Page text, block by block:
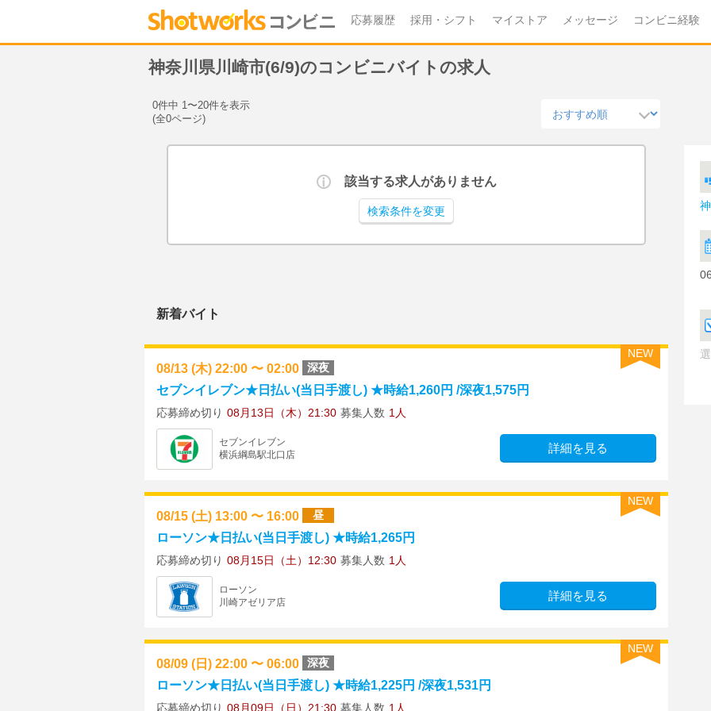
応募履歴 採用・シフト マイストア メッセージ コンビニ経験
神奈川県川崎市(6/9)のコンビニバイトの求人
0件中 1〜20件を表示
(全0ページ)
該当する求人がありません
検索条件を変更
新着バイト
NEW
08/13 (木) 22:00 〜 02:00 深夜
セブンイレブン★日払い(当日手渡し) ★時給1,260円 /深夜1,575円
応募締め切り 08月13日（木）21:30 募集人数 1人
セブンイレブン
横浜綱島駅北口店
詳細を見る
NEW
08/15 (土) 13:00 〜 16:00 昼
ローソン★日払い(当日手渡し) ★時給1,265円
応募締め切り 08月15日（土）12:30 募集人数 1人
ローソン
川崎アゼリア店
詳細を見る
NEW
08/09 (日) 22:00 〜 06:00 深夜
ローソン★日払い(当日手渡し) ★時給1,225円 /深夜1,531円
応募締め切り 08月09日（日）21:30 募集人数 1人